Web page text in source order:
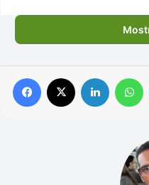
Facebook Linkedin